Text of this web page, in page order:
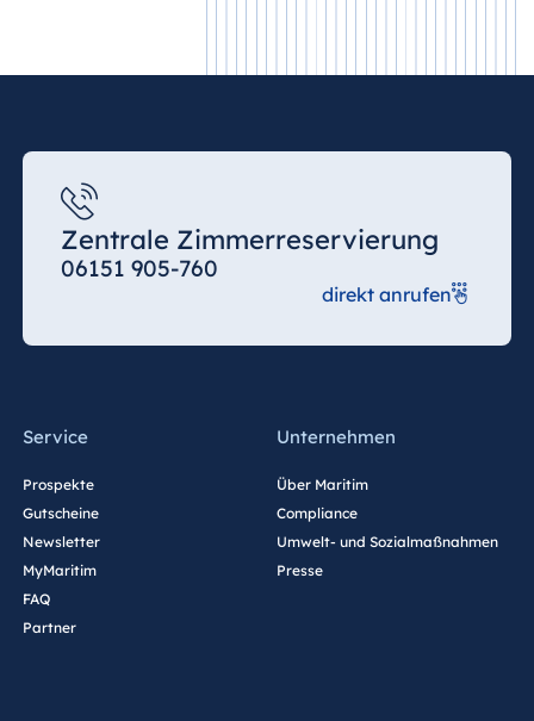
Zentrale Zimmerreservierung
06151 905-760
direkt anrufen
Service
Prospekte
Gutscheine
Newsletter
MyMaritim
FAQ
Partner
Unternehmen
Über Maritim
Compliance
Umwelt- und Sozialmaßnahmen
Presse